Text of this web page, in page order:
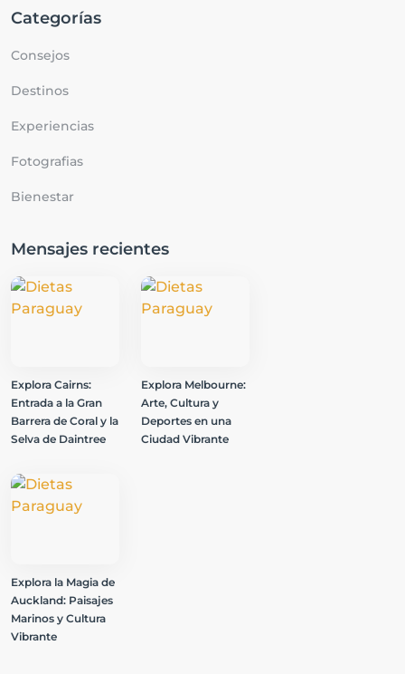
Categorías
Consejos
Destinos
Experiencias
Fotografias
Bienestar
Mensajes recientes
Explora Cairns:
Entrada a la Gran
Barrera de Coral y la
Selva de Daintree
Explora Melbourne:
Arte, Cultura y
Deportes en una
Ciudad Vibrante
Explora la Magia de
Auckland: Paisajes
Marinos y Cultura
Vibrante